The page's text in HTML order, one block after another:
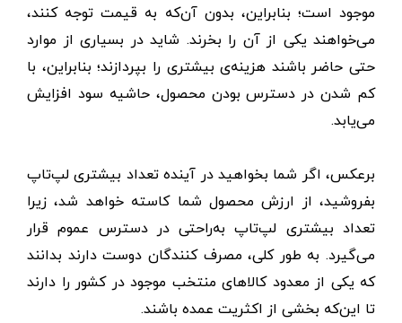
موجود است؛ بنابراین، بدون آن‌که به قیمت توجه کنند،
می‌خواهند یکی از آن را بخرند. شاید در بسیاری از موارد
حتی حاضر باشند هزینه‌ی بیشتری را بپردازند؛ بنابراین، با
کم‌ شدن در دسترس بودن محصول، حاشیه سود افزایش
می‌یابد.
برعکس، اگر شما بخواهید در آینده تعداد بیشتری لپ‌تاپ
بفروشید، از ارزش محصول شما کاسته خواهد شد، زیرا
تعداد بیشتری لپ‌تاپ به‌راحتی در دسترس عموم قرار
می‌گیرد. به طور کلی، مصرف کنندگان دوست دارند بدانند
که یکی از معدود کالاهای منتخب موجود در کشور را دارند
تا این‌که بخشی از اکثریت عمده باشند.